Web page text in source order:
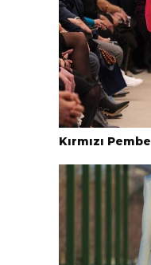
Kırmızı Pembe